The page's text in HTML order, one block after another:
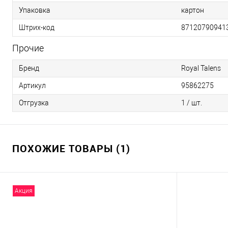
Упаковка картон
Штрих-код
Прочие
Бренд Royal Talens
Артикул 95862275
Отгрузка 1 / шт.
ПОХОЖИЕ ТОВАРЫ (1)
Акция